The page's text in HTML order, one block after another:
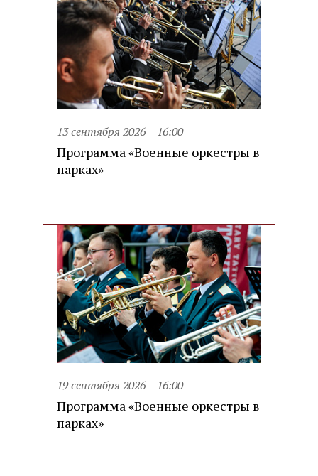
13 сентября 2026 16:00
Программа «Военные оркестры в
парках»
19 сентября 2026 16:00
Программа «Военные оркестры в
парках»